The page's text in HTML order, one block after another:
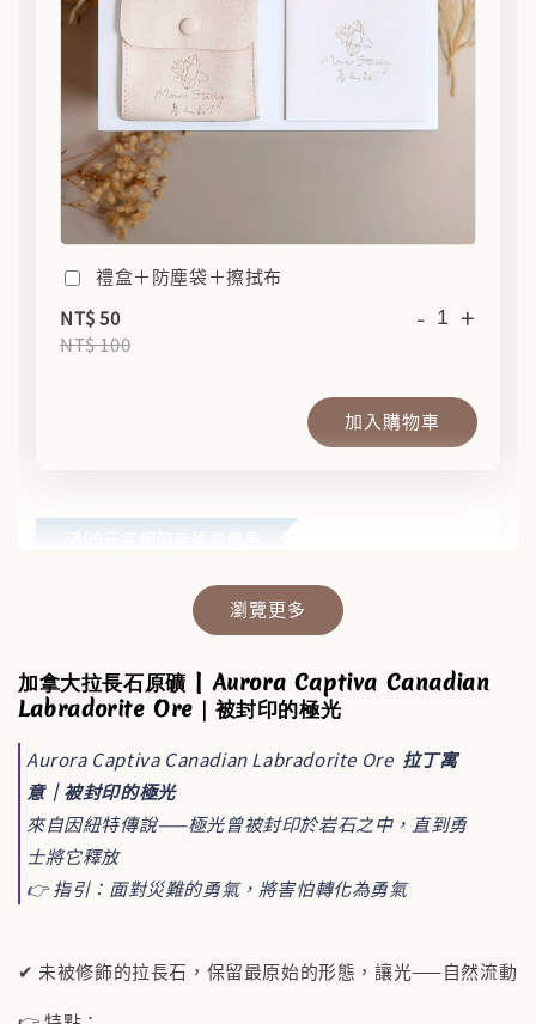
禮盒＋防塵袋＋擦拭布
NT$ 50
NT$ 100
- +
加入購物車
瀏覽更多
加拿大拉長石原礦 | Aurora Captiva Canadian
Labradorite Ore｜被封印的極光
Aurora Captiva Canadian Labradorite Ore拉丁寓
意｜被封印的極光
來自因紐特傳說——極光曾被封印於岩石之中，直到勇
士將它釋放
👉 指引：面對災難的勇氣，將害怕轉化為勇氣
✔ 未被修飾的拉長石，保留最原始的形態，讓光——自然流動